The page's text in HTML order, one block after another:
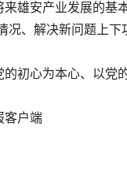
雄安产业发展的基
况、解决新问题上
初心为本心、以党
客户端